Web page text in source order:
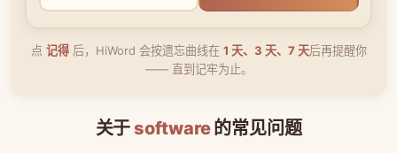
点 记得后，HiWord 会按遗忘曲线在 1 天、3 天、7 天后再提醒你
—— 直到记牢为止。
关于 software的常见问题